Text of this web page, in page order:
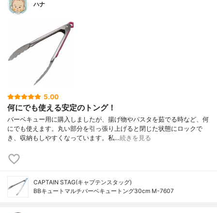
ハナ
5.00
何にでも使える安定のトング！
バーベキュー用に購入しましたが、揚げ物やパスタを茹でる時など、何
にでも使えます。丸い部分を引っ張り上げると閉じた状態にロックで
き、収納もしやすくなっています。私…続きを見る
CAPTAIN STAG(キャプテンスタッグ)
BBキュートマルチバーベキュートング30cm M-7607